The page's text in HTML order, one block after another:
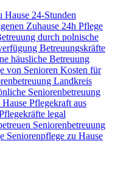
Hause 24-Stunden
Zuhause 24h Pflege
durch polnische
Betreuungskräfte
häusliche Betreuung
von Senioren Kosten für
Landkreis
Seniorenbetreuung
Pflegekraft aus
legal
Seniorenbetreuung
Seniorenpflege zu Hause